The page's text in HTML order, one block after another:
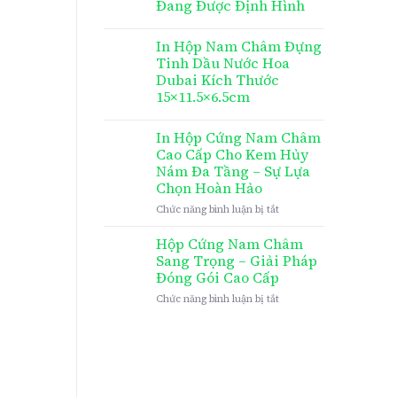
Đang Được Định Hình
In Hộp Nam Châm Đựng
Tinh Dầu Nước Hoa
Dubai Kích Thước
15×11.5×6.5cm
In Hộp Cứng Nam Châm
Cao Cấp Cho Kem Hủy
Nám Đa Tầng – Sự Lựa
Chọn Hoàn Hảo
Chức năng bình luận bị tắtở
Hộp
Cứng
Nam
Cao
Hộp Cứng Nam Châm
Sang Trọng – Giải Pháp
Đóng Gói Cao Cấp
Chức năng bình luận bị tắtở